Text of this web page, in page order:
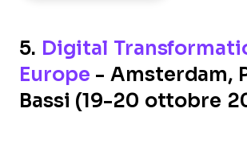
5. Digital
Europe - Amsterdam,
Bassi (19-20 ottobre